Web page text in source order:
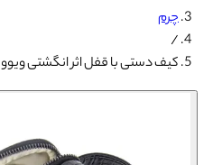
چرم
/
کیف دستی با قفل اثر انگشتی ویوو Salem Fingerprint Lock LUX